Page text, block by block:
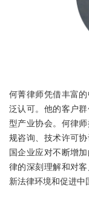
何菁律师凭借丰富
泛认可。他的客户
型产业协会。何律
规咨询、技术许可
国企业应对不断增
律的深刻理解和对
新法律环境和促进中